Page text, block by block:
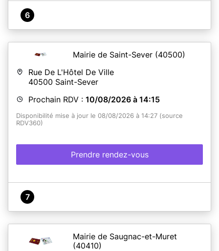
6
Mairie de Saint-Sever (40500)
Rue De L'Hôtel De Ville
40500 Saint-Sever
Prochain RDV : 10/08/2026 à 14:15
Disponibilité mise à jour le 08/08/2026 à 14:27 (source
RDV360)
Prendre rendez-vous
7
Mairie de Saugnac-et-Muret
(40410)